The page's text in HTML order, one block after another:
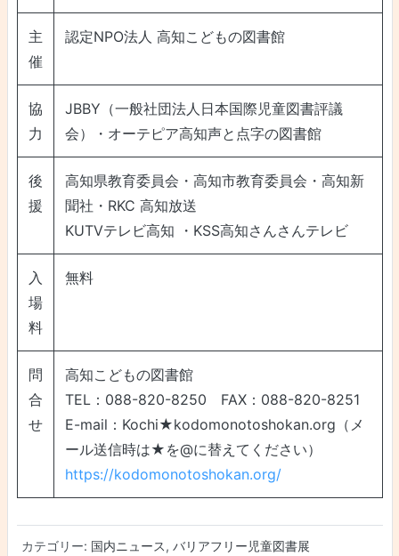
主
催
認定NPO法人 高知こどもの図書館
協
力
JBBY（一般社団法人日本国際児童図書評議
会）・オーテピア高知声と点字の図書館
後
援
高知県教育委員会・高知市教育委員会・高知新
聞社・RKC 高知放送
KUTVテレビ高知 ・KSS高知さんさんテレビ
入
場
料
無料
問
合
せ
高知こどもの図書館
TEL：088-820-8250 FAX：088-820-8251
E-mail：Kochi★kodomonotoshokan.org（メ
ール送信時は★を@に替えてください）
https://kodomonotoshokan.org/
カテゴリー: 国内ニュース, バリアフリー児童図書展